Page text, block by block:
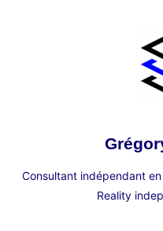
Consultant indépendant
Reality